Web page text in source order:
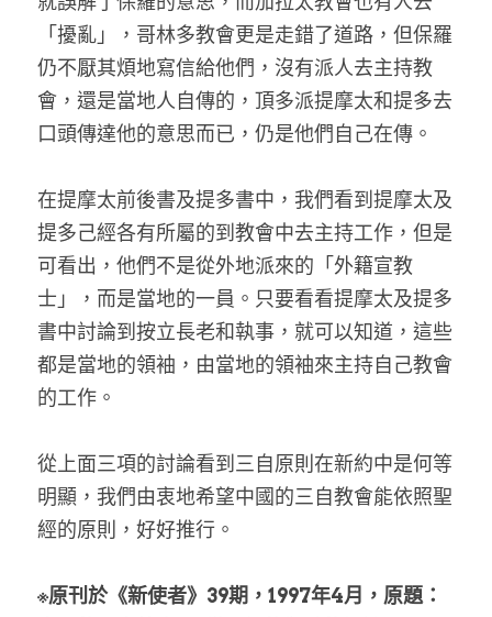
「擾亂」，哥林多教會更是走錯了道路，但保羅
仍不厭其煩地寫信給他們，沒有派人去主持教
會，還是當地人自傳的，頂多派提摩太和提多去
口頭傳達他的意思而已，仍是他們自己在傳。
在提摩太前後書及提多書中，我們看到提摩太及
提多己經各有所屬的到教會中去主持工作，但是
可看出，他們不是從外地派來的「外籍宣教
士」，而是當地的一員。只要看看提摩太及提多
書中討論到按立長老和執事，就可以知道，這些
都是當地的領袖，由當地的領袖來主持自己教會
的工作。
從上面三項的討論看到三自原則在新約中是何等
明顯，我們由衷地希望中國的三自教會能依照聖
經的原則，好好推行。
※原刊於《新使者》39期，1997年4月，原題：